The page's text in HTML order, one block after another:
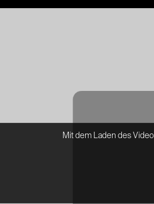
Mit dem Laden des